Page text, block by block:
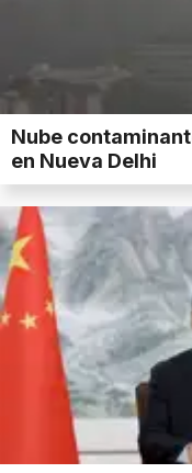
Nube
en Nueva Delhi